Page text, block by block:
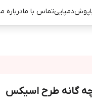
دمپاییتماس با مادرباره
گانه طرح اسیکس